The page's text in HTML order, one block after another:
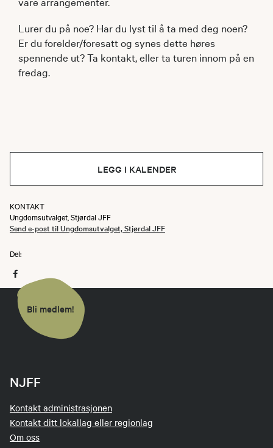
Lurer du på noe? Har du lyst til å ta med deg noen?
Er du forelder/foresatt og synes dette høres
spennende ut? Ta kontakt, eller ta turen innom på en
fredag.
LEGG I KALENDER
KONTAKT
Ungdomsutvalget, Stjørdal JFF
Send e-post til Ungdomsutvalget, Stjørdal JFF
Del:
Bli medlem!
NJFF
Kontakt administrasjonen
Kontakt ditt lokallag eller regionlag
Om oss